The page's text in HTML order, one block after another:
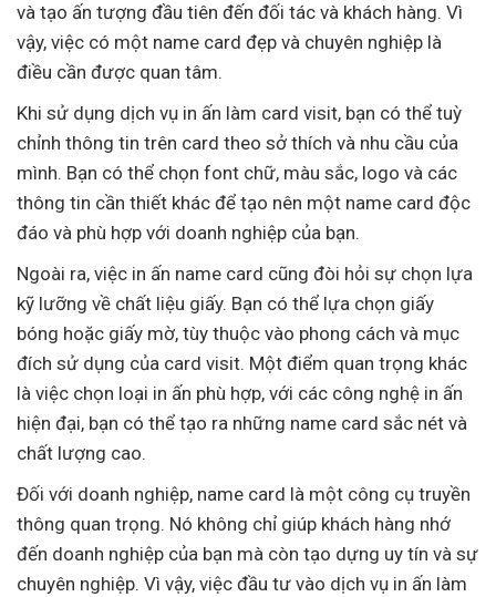
và tạo ấn tượng đầu tiên đến đối tác và khách hàng. Vì
vậy, việc có một name card đẹp và chuyên nghiệp là
điều cần được quan tâm.
Khi sử dụng dịch vụ in ấn làm card visit, bạn có thể tuỳ
chỉnh thông tin trên card theo sở thích và nhu cầu của
mình. Bạn có thể chọn font chữ, màu sắc, logo và các
thông tin cần thiết khác để tạo nên một name card độc
đáo và phù hợp với doanh nghiệp của bạn.
Ngoài ra, việc in ấn name card cũng đòi hỏi sự chọn lựa
kỹ lưỡng về chất liệu giấy. Bạn có thể lựa chọn giấy
bóng hoặc giấy mờ, tùy thuộc vào phong cách và mục
đích sử dụng của card visit. Một điểm quan trọng khác
là việc chọn loại in ấn phù hợp, với các công nghệ in ấn
hiện đại, bạn có thể tạo ra những name card sắc nét và
chất lượng cao.
Đối với doanh nghiệp, name card là một công cụ truyền
thông quan trọng. Nó không chỉ giúp khách hàng nhớ
đến doanh nghiệp của bạn mà còn tạo dựng uy tín và sự
chuyên nghiệp. Vì vậy, việc đầu tư vào dịch vụ in ấn làm